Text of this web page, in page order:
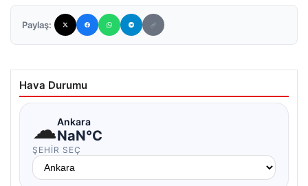
Paylaş:
Hava Durumu
☁Ankara
NaN°C
ŞEHIR SEÇ